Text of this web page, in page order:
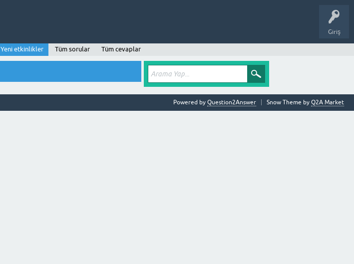
Giriş
Yeni etkinlikler Tüm sorular Tüm cevaplar
Snow Theme by Q2A Market
Powered by Question2Answer